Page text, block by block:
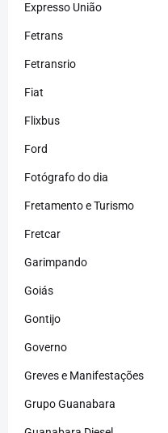
Expresso União
Fetrans
Fetransrio
Fiat
Flixbus
Ford
Fotógrafo do dia
Fretamento e Turismo
Fretcar
Garimpando
Goiás
Gontijo
Governo
Greves e Manifestações
Grupo Guanabara